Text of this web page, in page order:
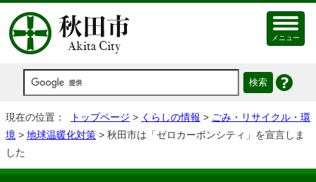
メニュー
現在の位置： トップページ > くらしの情報 > ごみ・リサイクル・環
境 > 地球温暖化対策 > 秋田市は「ゼロカーボンシティ」を宣言しま
した